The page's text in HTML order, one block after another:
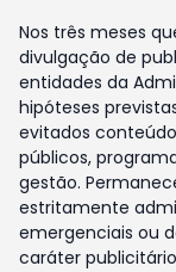
Nos três meses
divulgação de
entidades da
hipóteses
evitados
públicos,
gestão.
estritamente
emergenciais ou
caráter